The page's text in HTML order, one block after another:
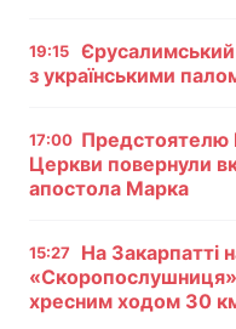
19:15
Єрусалимський
з українськими
17:00 Предстоятелю
Церкви повернули
апостола Марка
15:27
На Закарпатті
хресним ходом 30